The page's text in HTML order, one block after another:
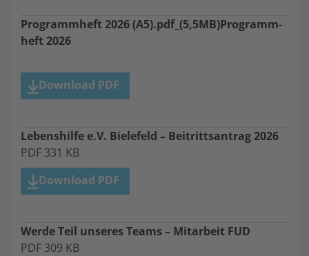
Programm­heft2026(A5).pdf_(5,5MB)Programm­
heft2026
Down­load PDF
Lebens­hilfe e.V. Biele­feld – Beitritts­an­trag2026
PDF 331 KB
Down­load PDF
Werde Teil unse­res Teams – Mitar­beit FUD
PDF 309 KB